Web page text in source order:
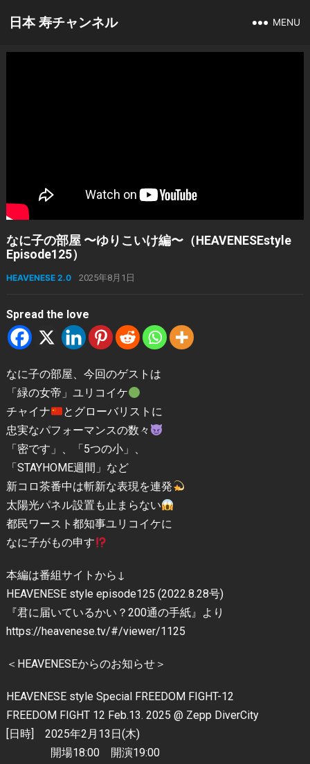
日本 寿チャンネル MENU
なに子の部屋 〜ゆりこいけ編〜（HEAVENESEstyle
Episode125）
HEAVENESE 2.0 2025年8月1日
Spread the love
なに子の部屋、今回のゲストは
「緑の女帝」ユリコイケ
チャイナ
とグローバリストに
忠実なパフォーマンスの数々
「密です」、「5つの小」、
「STAYHOME週間」など
新コロ茶番中は斬新な表現を連発
太陽光パネル設置も止まらない
都民ワースト都知事ユリコイケに
なに子がもの申す
本編は番組サイトから↓
HEAVENESE style episode125 (2022.8.28号)
『君に届いているかい？200通の手紙』より
https://heavenese.tv/#/viewer/1125
＜HEAVENESEからのお知らせ＞
HEAVENESE style Special FREEDOM FIGHT-12
FREEDOM FIGHT 12 Feb.13. 2025 @ Zepp DiverCity
[日時] 2025年2月13日(木)
開場18:00 開演19:00